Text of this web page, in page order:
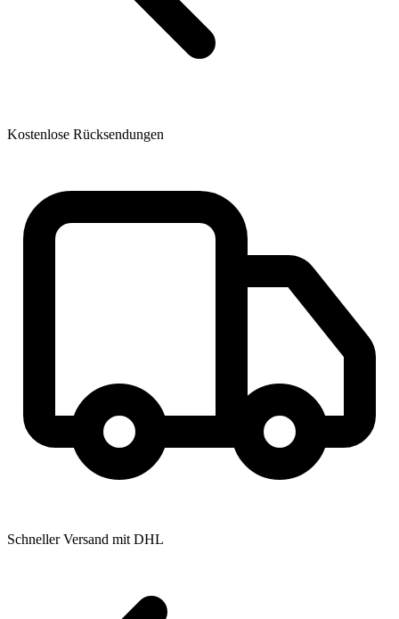
Kostenlose Rücksendungen
Schneller Versand mit DHL